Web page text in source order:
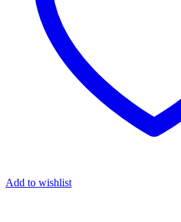
Add to wishlist